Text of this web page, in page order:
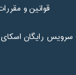
قوانین و
رایگان اسکای